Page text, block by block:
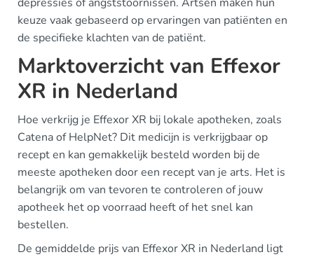
keuze vaak gebaseerd op ervaringen van patiënten en
de specifieke klachten van de patiënt.
Marktoverzicht van Effexor
XR in Nederland
Hoe verkrijg je Effexor XR bij lokale apotheken, zoals
Catena of HelpNet? Dit medicijn is verkrijgbaar op
recept en kan gemakkelijk besteld worden bij de
meeste apotheken door een recept van je arts. Het is
belangrijk om van tevoren te controleren of jouw
apotheek het op voorraad heeft of het snel kan
bestellen.
De gemiddelde prijs van Effexor XR in Nederland ligt